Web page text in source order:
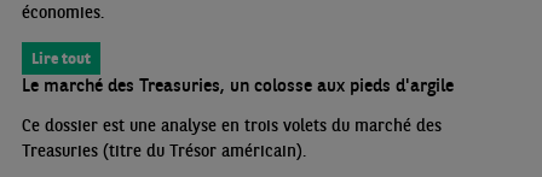
économies.
Lire tout
Le marché des Treasuries, un colosse aux pieds d'argile
Ce dossier est une analyse en trois volets du marché des
Treasuries (titre du Trésor américain).